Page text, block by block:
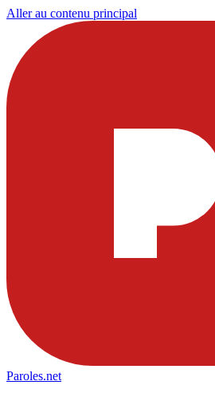
Aller au contenu principal
Paroles.net